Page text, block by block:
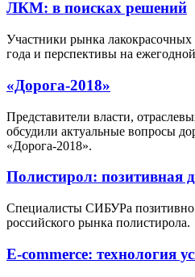
ЛКМ: в поисках решений
Участники рынка лакокрасочных
года и перспективы на
«Дорога-2018»
Представители власти,
обсудили актуальные вопросы
«Дорога-2018».
Полистирол: позитивная
Специалисты СИБУРа
российского рынка полистирола.
Е-commerce: технология